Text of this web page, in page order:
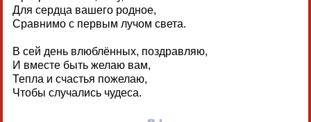
Для сердца вашего родное,
Сравнимо с первым лучом света.
В сей день влюблённых, поздравляю,
И вместе быть желаю вам,
Тепла и счастья пожелаю,
Чтобы случались чудеса.